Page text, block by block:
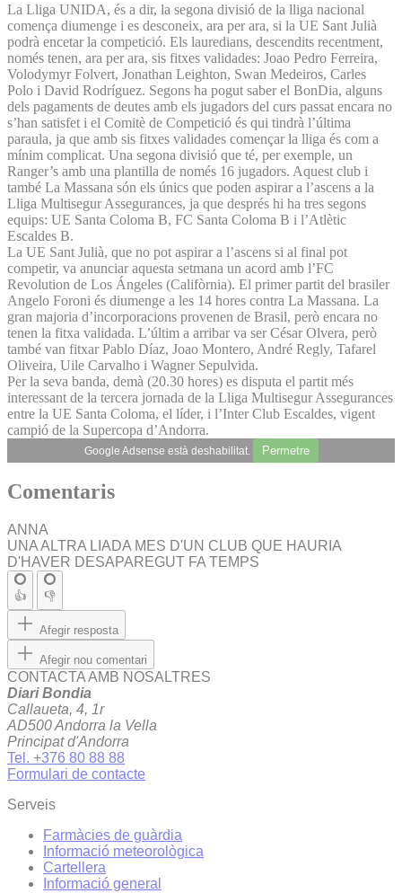
La Lliga UNIDA, és a dir, la segona divisió de la lliga nacional
comença diumenge i es desconeix, ara per ara, si la UE Sant Julià
podrà encetar la competició. Els lauredians, descendits recentment,
només tenen, ara per ara, sis fitxes validades: Joao Pedro Ferreira,
Volodymyr Folvert, Jonathan Leighton, Swan Medeiros, Carles
Polo i David Rodríguez. Segons ha pogut saber el BonDia, alguns
dels pagaments de deutes amb els jugadors del curs passat encara no
s’han satisfet i el Comitè de Competició és qui tindrà l’última
paraula, ja que amb sis fitxes validades començar la lliga és com a
mínim complicat. Una segona divisió que té, per exemple, un
Ranger’s amb una plantilla de només 16 jugadors. Aquest club i
també La Massana són els únics que poden aspirar a l’ascens a la
Lliga Multisegur Assegurances, ja que després hi ha tres segons
equips: UE Santa Coloma B, FC Santa Coloma B i l’Atlètic
Escaldes B.
La UE Sant Julià, que no pot aspirar a l’ascens si al final pot
competir, va anunciar aquesta setmana un acord amb l’FC
Revolution de Los Ángeles (Califòrnia). El primer partit del brasiler
Angelo Foroni és diumenge a les 14 hores contra La Massana. La
gran majoria d’incorporacions provenen de Brasil, però encara no
tenen la fitxa validada. L’últim a arribar va ser César Olvera, però
també van fitxar Pablo Díaz, Joao Montero, André Regly, Tafarel
Oliveira, Uile Carvalho i Wagner Sepulvida.
Per la seva banda, demà (20.30 hores) es disputa el partit més
interessant de la tercera jornada de la Lliga Multisegur Assegurances
entre la UE Santa Coloma, el líder, i l’Inter Club Escaldes, vigent
campió de la Supercopa d’Andorra.
Google Adsense està deshabilitat. Permetre
Comentaris
ANNA
UNA ALTRA LIADA MES D'UN CLUB QUE HAURIA
D'HAVER DESAPAREGUT FA TEMPS
👍 👎
Afegir resposta
Afegir nou comentari
CONTACTA AMB NOSALTRES
Diari Bondia
Callaueta, 4, 1r
AD500 Andorra la Vella
Principat d'Andorra
Tel. +376 80 88 88
Formulari de contacte
Serveis
Farmàcies de guàrdia
Informació meteorològica
Cartellera
Informació general